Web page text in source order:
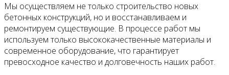
Мы осуществляем не только строительство новых
бетонных конструкций, но и восстанавливаем и
ремонтируем существующие. В процессе работ мы
используем только высококачественные материалы и
современное оборудование, что гарантирует
превосходное качество и долговечность наших работ.